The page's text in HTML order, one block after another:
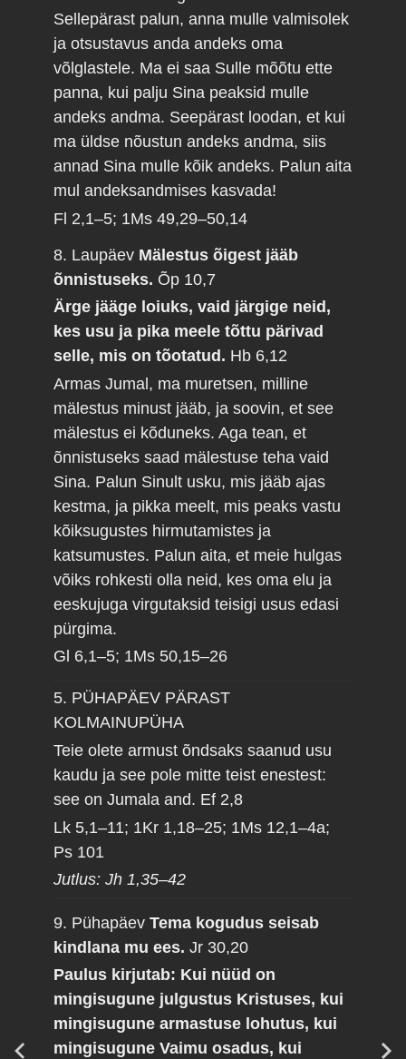
Sellepärast palun, anna mulle valmisolek
ja otsustavus anda andeks oma
võlglastele. Ma ei saa Sulle mõõtu ette
panna, kui palju Sina peaksid mulle
andeks andma. Seepärast loodan, et kui
ma üldse nõustun andeks andma, siis
annad Sina mulle kõik andeks. Palun aita
mul andeksandmises kasvada!
Fl 2,1–5; 1Ms 49,29–50,14
8. Laupäev Mälestus õigest jääb
õnnistuseks. Õp 10,7
Ärge jääge loiuks, vaid järgige neid,
kes usu ja pika meele tõttu pärivad
selle, mis on tõotatud. Hb 6,12
Armas Jumal, ma muretsen, milline
mälestus minust jääb, ja soovin, et see
mälestus ei kõduneks. Aga tean, et
õnnistuseks saad mälestuse teha vaid
Sina. Palun Sinult usku, mis jääb ajas
kestma, ja pikka meelt, mis peaks vastu
kõiksugustes hirmutamistes ja
katsumustes. Palun aita, et meie hulgas
võiks rohkesti olla neid, kes oma elu ja
eeskujuga virgutaksid teisigi usus edasi
pürgima.
Gl 6,1–5; 1Ms 50,15–26
5. PÜHAPÄEV PÄRAST
KOLMAINUPÜHA
Teie olete armust õndsaks saanud usu
kaudu ja see pole mitte teist enestest:
see on Jumala and. Ef 2,8
Lk 5,1–11; 1Kr 1,18–25; 1Ms 12,1–4a;
Ps 101
Jutlus: Jh 1,35–42
9. PühapäevTema kogudus seisab
kindlana mu ees.Jr 30,20
Paulus kirjutab: Kui nüüd on
mingisugune julgustus Kristuses, kui
mingisugune armastuse lohutus, kui
mingisugune Vaimu osadus, kui